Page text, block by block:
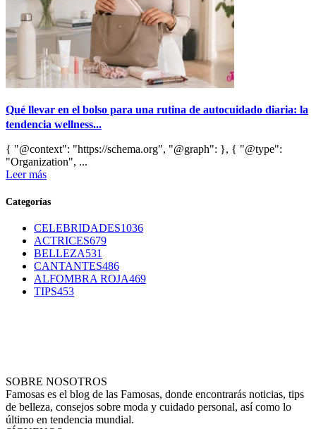
Qué llevar en el bolso para una rutina de autocuidado diaria: la
tendencia wellness...
{ "@context": "https://schema.org", "@graph": }, { "@type":
"Organization", ...
Leer más
Categorías
CELEBRIDADES1036
ACTRICES679
BELLEZA531
CANTANTES486
ALFOMBRA ROJA469
TIPS453
SOBRE NOSOTROS
Famosas es el blog de las Famosas, donde encontrarás noticias, tips
de belleza, consejos sobre moda y cuidado personal, así como lo
último en tendencia mundial.